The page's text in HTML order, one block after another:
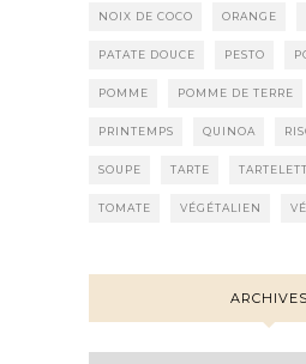
NOIX DE COCO ORANGE
PATATE DOUCE PESTO
POMME POMME DE TERRE
PRINTEMPS QUINOA
SOUPE TARTE
TOMATE VÉGÉTALIEN
ARCHIVES